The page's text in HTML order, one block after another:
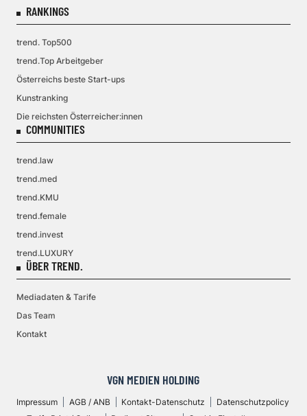
RANKINGS
trend. Top500
trend.Top Arbeitgeber
Österreichs beste Start-ups
Kunstranking
Die reichsten Österreicher:innen
COMMUNITIES
trend.law
trend.med
trend.KMU
trend.female
trend.invest
trend.LUXURY
ÜBER TREND.
Mediadaten & Tarife
Das Team
Kontakt
VGN MEDIEN HOLDING
Impressum AGB / ANB Kontakt-Datenschutz
Datenschutzpolicy